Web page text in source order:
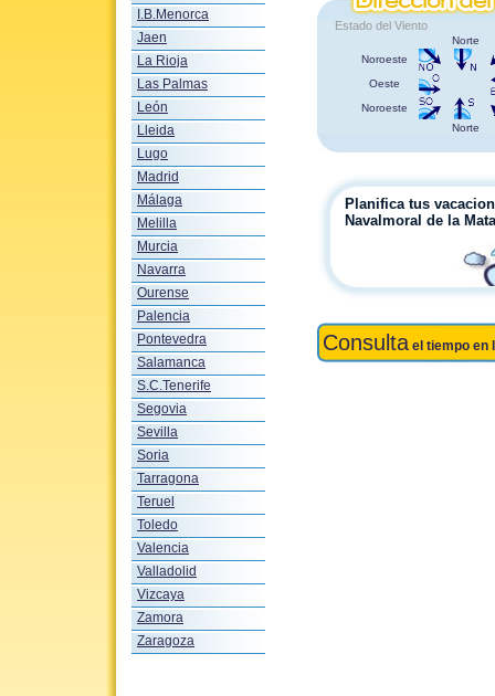
I.B.Menorca
Jaen
La Rioja
Las Palmas
León
Lleida
Lugo
Madrid
Málaga
Melilla
Murcia
Navarra
Ourense
Palencia
Pontevedra
Salamanca
S.C.Tenerife
Segovia
Sevilla
Soria
Tarragona
Teruel
Toledo
Valencia
Valladolid
Vizcaya
Zamora
Zaragoza
Estado del Viento
Norte
Noroeste
Oeste
Noroeste
Norte
Planifica tus
Navalmoral de la Mata
Consulta el tiempo en